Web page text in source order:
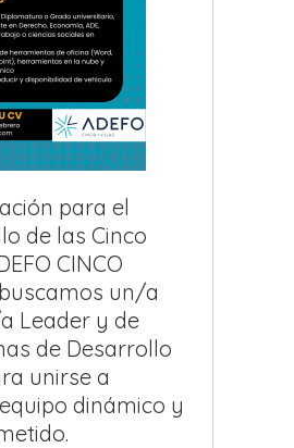
para el
de las Cinco
CINCO
un/a
Leader y de
de Desarrollo
unirse a
dinámico y